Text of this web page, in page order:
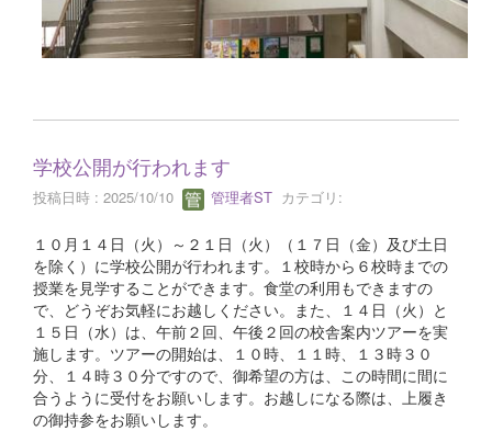
学校公開が行われます
投稿日時 : 2025/10/10 管理者ST カテゴリ:
１０月１４日（火）～２１日（火）（１７日（金）及び土日
を除く）に学校公開が行われます。１校時から６校時までの
授業を見学することができます。食堂の利用もできますの
で、どうぞお気軽にお越しください。また、１４日（火）と
１５日（水）は、午前２回、午後２回の校舎案内ツアーを実
施します。ツアーの開始は、１０時、１１時、１３時３０
分、１４時３０分ですので、御希望の方は、この時間に間に
合うように受付をお願いします。お越しになる際は、上履き
の御持参をお願いします。